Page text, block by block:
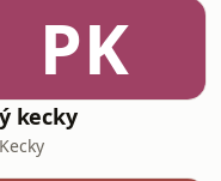
PK
kecky